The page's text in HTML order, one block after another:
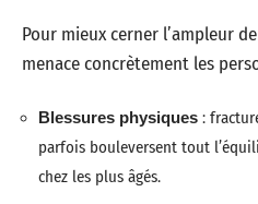
Pour mieux cerner l’ampleur
menace concrètement les
Blessures physiques :
parfois bouleversent tout
chez les plus âgés.